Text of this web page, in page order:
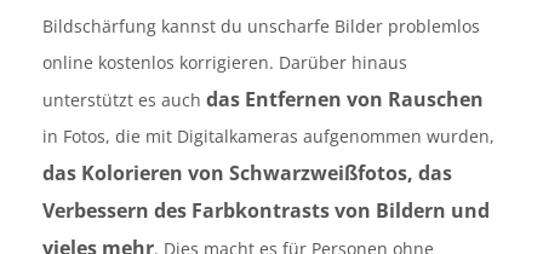
Bildschärfung kannst du unscharfe Bilder problemlos
online kostenlos korrigieren. Darüber hinaus
unterstützt es auch das Entfernen von Rauschen
in Fotos, die mit Digitalkameras aufgenommen wurden,
das Kolorieren von Schwarzweißfotos, das
Verbessern des Farbkontrasts von Bildern und
vieles mehr. Dies macht es für Personen ohne